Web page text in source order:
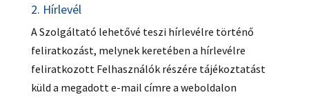
2. Hírlevél
A Szolgáltató lehetővé teszi hírlevélre történő
feliratkozást, melynek keretében a hírlevélre
feliratkozott Felhasználók részére tájékoztatást
küld a megadott e-mail címre a weboldalon